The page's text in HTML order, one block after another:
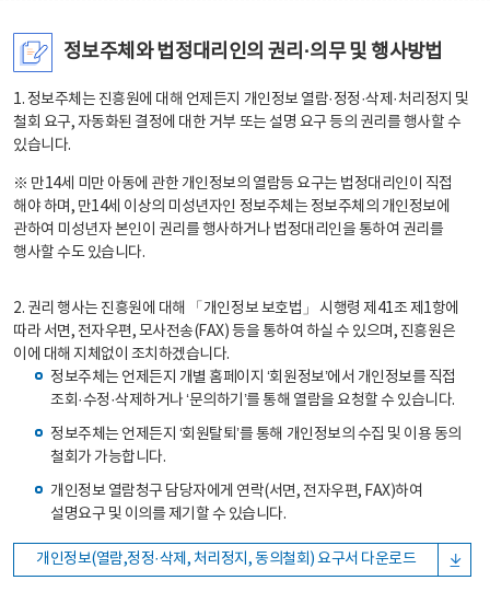
정보주체와 법정대리인의 권리·의무 및 행사방법
1. 정보주체는 진흥원에 대해 언제든지 개인정보 열람·정정·삭제·처리정지 및
철회 요구, 자동화된 결정에 대한 거부 또는 설명 요구 등의 권리를 행사할 수
있습니다.
※ 만14세 미만 아동에 관한 개인정보의 열람등 요구는 법정대리인이 직접
해야 하며, 만14세 이상의 미성년자인 정보주체는 정보주체의 개인정보에
관하여 미성년자 본인이 권리를 행사하거나 법정대리인을 통하여 권리를
행사할 수도 있습니다.
2. 권리 행사는 진흥원에 대해 「개인정보 보호법」 시행령 제41조 제1항에
따라 서면, 전자우편, 모사전송(FAX) 등을 통하여 하실 수 있으며, 진흥원은
이에 대해 지체없이 조치하겠습니다.
정보주체는 언제든지 개별 홈페이지 ‘회원정보’에서 개인정보를 직접
조회·수정·삭제하거나 ‘문의하기’를 통해 열람을 요청할 수 있습니다.
정보주체는 언제든지 ‘회원탈퇴’를 통해 개인정보의 수집 및 이용 동의
철회가 가능합니다.
개인정보 열람청구 담당자에게 연락(서면, 전자우편, FAX)하여
설명요구 및 이의를 제기할 수 있습니다.
개인정보(열람,정정·삭제, 처리정지, 동의철회) 요구서 다운로드